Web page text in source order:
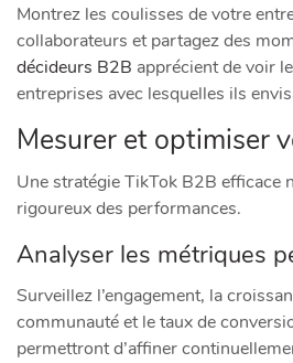
Montrez les coulisses de votre
collaborateurs et partagez des
décideurs B2B apprécient de voir
entreprises avec lesquelles ils
Mesurer et optimiser
Une stratégie TikTok B2B efficace
rigoureux des performances.
Analyser les métriques
Surveillez l’engagement, la
communauté et le taux de
permettront d’affiner